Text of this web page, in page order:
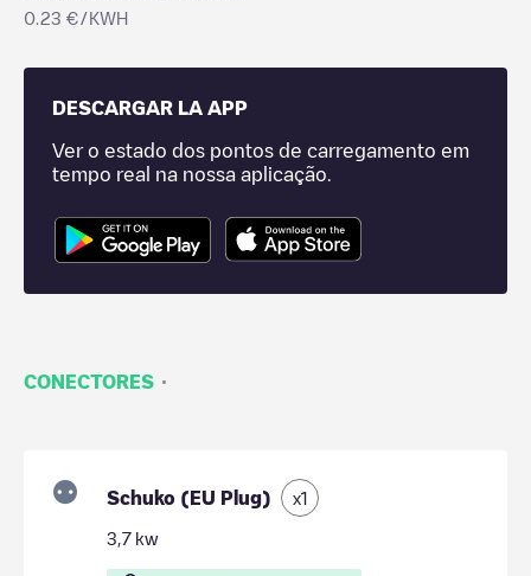
0.23 €/KWH
DESCARGAR LA APP
Ver o estado dos pontos de carregamento em
tempo real na nossa aplicação.
CONECTORES ·
Schuko (EU Plug) x1
3,7 kw